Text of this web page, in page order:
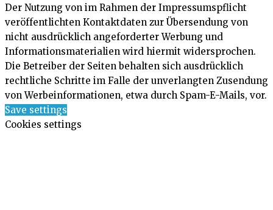
Der Nutzung von im Rahmen der Impressumspflicht
veröffentlichten Kontaktdaten zur Übersendung von
nicht ausdrücklich angeforderter Werbung und
Informationsmaterialien wird hiermit widersprochen.
Die Betreiber der Seiten behalten sich ausdrücklich
rechtliche Schritte im Falle der unverlangten Zusendung
von Werbeinformationen, etwa durch Spam-E-Mails, vor.
Save settings
Cookies settings